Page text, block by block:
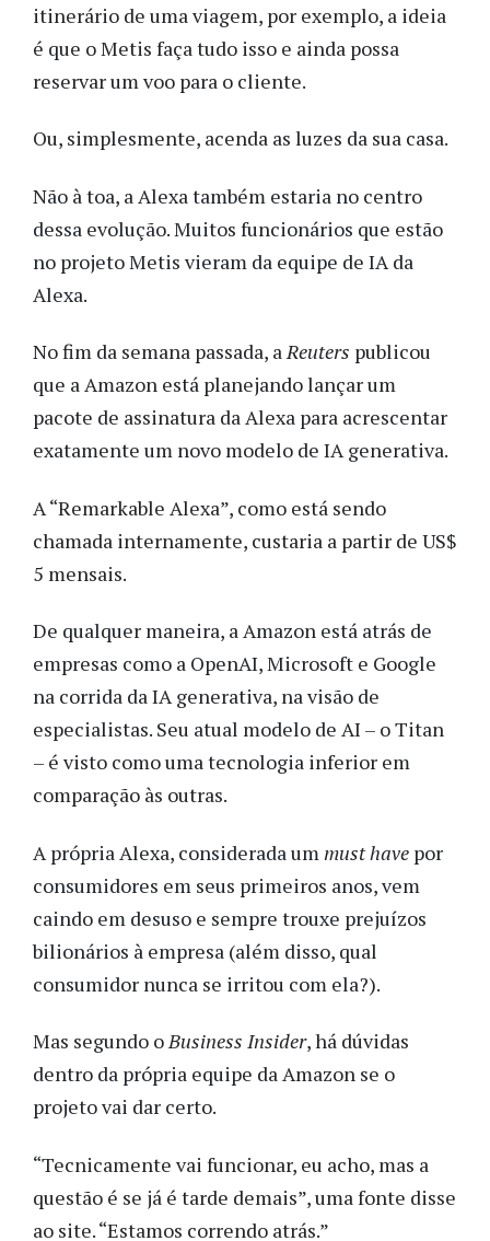
itinerário de uma viagem, por exemplo, a ideia
é que o Metis faça tudo isso e ainda possa
reservar um voo para o cliente.
Ou, simplesmente, acenda as luzes da sua casa.
Não à toa, a Alexa também estaria no centro
dessa evolução. Muitos funcionários que estão
no projeto Metis vieram da equipe de IA da
Alexa.
No fim da semana passada, aReuters publicou
que a Amazon está planejando lançar um
pacote de assinatura da Alexa para acrescentar
exatamente um novo modelo de IA generativa.
A “Remarkable Alexa”, como está sendo
chamada internamente, custaria a partir de US$
5 mensais.
De qualquer maneira, a Amazon está atrás de
empresas como a OpenAI, Microsoft e Google
na corrida da IA generativa, na visão de
especialistas. Seu atual modelo de AI – o Titan
– é visto como uma tecnologia inferior em
comparação às outras.
A própria Alexa, considerada um must have por
consumidores em seus primeiros anos, vem
caindo em desuso e sempre trouxe prejuízos
bilionários à empresa (além disso, qual
consumidor nunca se irritou com ela?).
Mas segundo oBusiness Insider, há dúvidas
dentro da própria equipe da Amazon se o
projeto vai dar certo.
“Tecnicamente vai funcionar, eu acho, mas a
questão é se já é tarde demais”, uma fonte disse
ao site. “Estamos correndo atrás.”